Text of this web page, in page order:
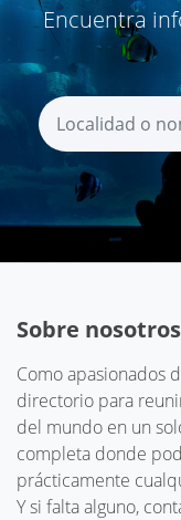
Encuentra
Sobre nosotros
Como apasionados
directorio para
del mundo en un
completa donde
prácticamente
Y si falta alguno,